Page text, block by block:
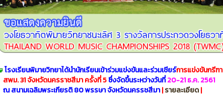
โรงเรียนพิมายวิทยาได้นำนักเรียนเข้าร่วมแข่งขันและร่วมเชียร์การแข่งขันกรีฑา
สพม. 31จังหวัดนครราชสีมา ครั้งที่ 5ซึ่งจัดขึ้นระหว่างวันที่20-21 ธ.ค. 2561
ณ สนามเฉลิมพระเกียรติ 80 พรรษา จังหวัดนครรชสีมา|รายละเอียด|